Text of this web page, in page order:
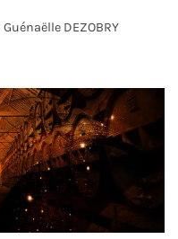
Guénaëlle DEZOBRY